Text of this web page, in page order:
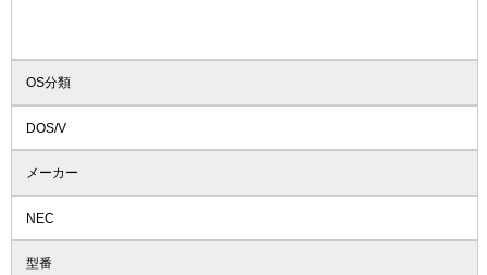
OS分類
DOS/V
メーカー
NEC
型番